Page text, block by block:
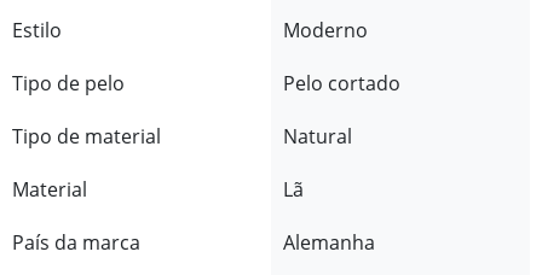
Estilo
Moderno
Tipo de pelo
Pelo cortado
Tipo de material
Natural
Material
Lã
País da marca
Alemanha